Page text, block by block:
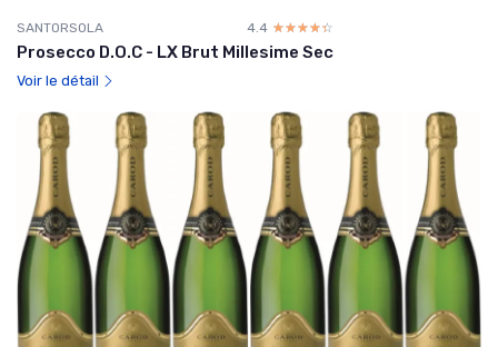
SANTORSOLA 4.4 ☆☆☆☆☆
★★★★★
Prosecco D.O.C - LX Brut Millesime Sec
Voir le détail